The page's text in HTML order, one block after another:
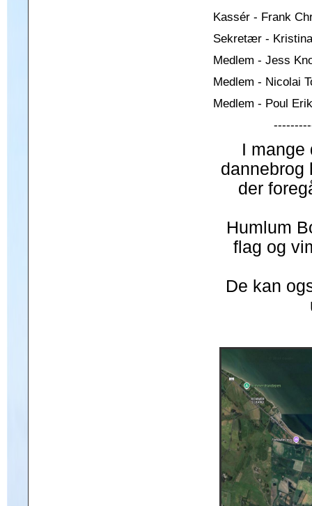
Kassér - Frank
Sekretær -
Medlem - Jess
Medlem - Nicolai
Medlem - Poul
I mange
dannebrog
der
Humlum
flag og
De kan